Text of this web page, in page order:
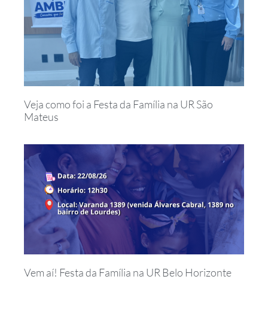
Veja como foi a Festa da Família na UR São
Mateus
Vem aí! Festa da Família na UR Belo Horizonte